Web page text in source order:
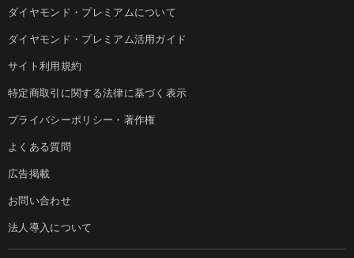
ダイヤモンド・プレミアムについて
ダイヤモンド・プレミアム活用ガイド
サイト利用規約
特定商取引に関する法律に基づく表示
プライバシーポリシー・著作権
よくある質問
広告掲載
お問い合わせ
法人導入について